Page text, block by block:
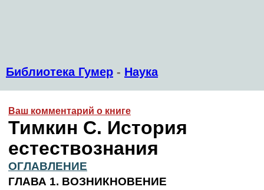
Библиотека Гумер - Наука
Ваш комментарий о книге
Тимкин С. История
естествознания
ОГЛАВЛЕНИЕ
ГЛАВА 1. ВОЗНИКНОВЕНИЕ